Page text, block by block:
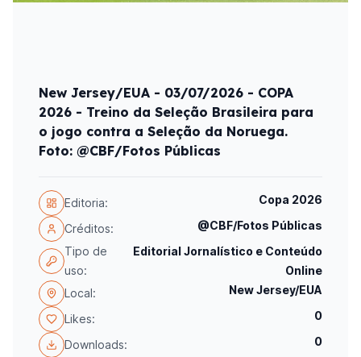
New Jersey/EUA - 03/07/2026 - COPA
2026 - Treino da Seleção Brasileira para
o jogo contra a Seleção da Noruega.
Foto: @CBF/Fotos Públicas
Editoria: Copa 2026
Créditos:
@CBF/Fotos Públicas
Tipo de
uso:
Editorial Jornalístico e Conteúdo
Online
Local:
New Jersey/EUA
Likes: 0
Downloads: 0